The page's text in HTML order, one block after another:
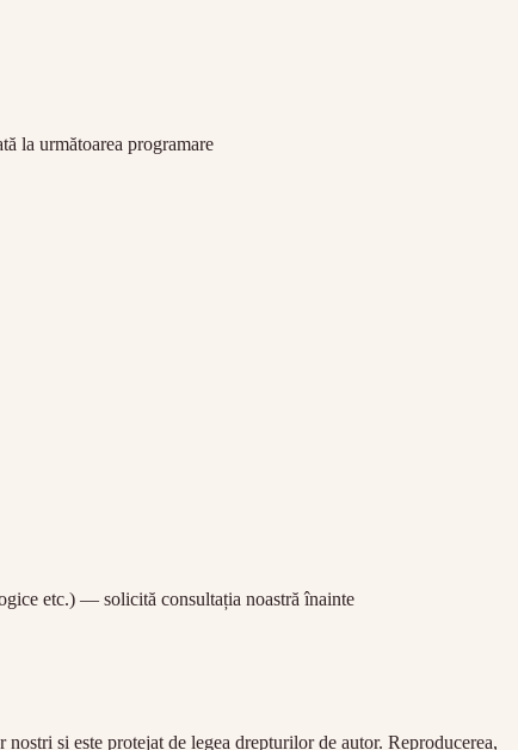
la următoarea programare
etc.) — solicită consultația noastră înainte
și este protejat de legea drepturilor de autor. Reproducerea,